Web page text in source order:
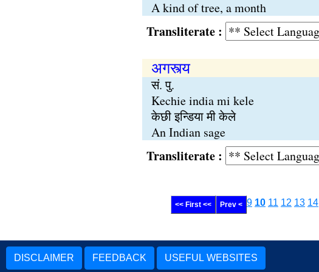
A kind of tree, a month
Transliterate :
अगस्त्य
सं. पु.
Kechie india mi kele
केछी इन्डिया मी केले
An Indian sage
Transliterate :
<< First << Prev < 9 10 11 12 13 14
DISCLAIMER FEEDBACK USEFUL WEBSITES